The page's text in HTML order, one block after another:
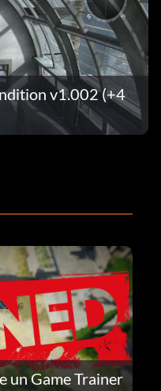
v1.002 (+4
un Game Trainer